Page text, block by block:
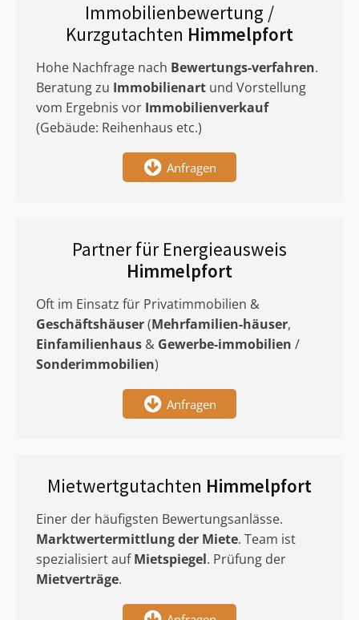
Immobilienbewertung /
Kurzgutachten Himmelpfort
Hohe Nachfrage nach Bewertungs-verfahren.
Beratung zu Immobilienart und Vorstellung
vom Ergebnis vor Immobilienverkauf
(Gebäude: Reihenhaus etc.)
Anfragen
Partner für Energieausweis
Himmelpfort
Oft im Einsatz für Privatimmobilien &
Geschäftshäuser(Mehrfamilien-häuser,
Einfamilienhaus & Gewerbe-immobilien /
Sonderimmobilien)
Anfragen
Mietwertgutachten Himmelpfort
Einer der häufigsten Bewertungsanlässe.
Marktwertermittlungder Miete. Team ist
spezialisiert aufMietspiegel. Prüfung der
Mietverträge.